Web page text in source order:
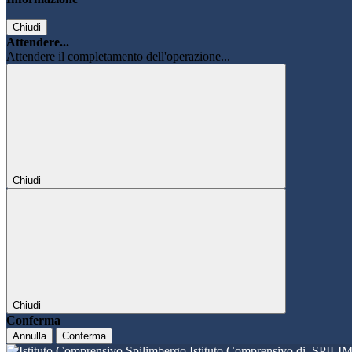
Chiudi
Attendere...
Attendere il completamento dell'operazione...
Chiudi
Chiudi
Conferma
Annulla Conferma